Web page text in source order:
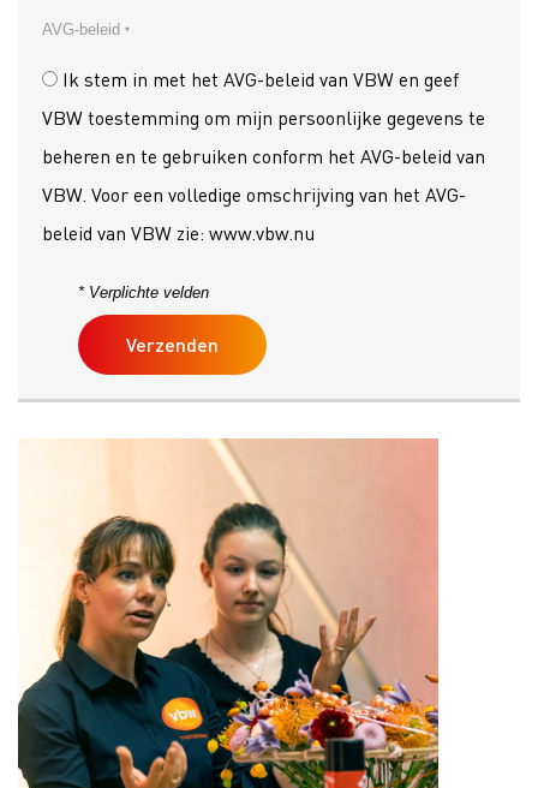
AVG-beleid *
Ik stem in met het AVG-beleid van VBW en geef
VBW toestemming om mijn persoonlijke gegevens te
beheren en te gebruiken conform het AVG-beleid van
VBW. Voor een volledige omschrijving van het AVG-
beleid van VBW zie: www.vbw.nu
* Verplichte velden